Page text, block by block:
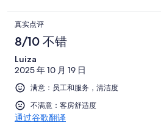
n'aiment pas camper!)
真实点评
8/10 不错
Luiza
2025 年 10 月 19 日
满意：员工和服务，清洁度
不满意：客房舒适度
通过谷歌翻译